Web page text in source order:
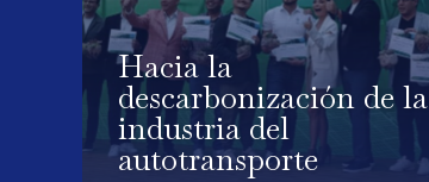
Hacia la
descarbonización de la
industria del
autotransporte